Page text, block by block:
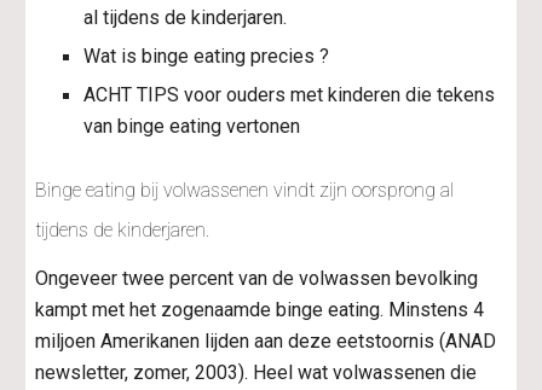
al tijdens de kinderjaren.
Wat is binge eating precies ?
ACHT TIPS voor ouders met kinderen die tekens
van binge eating vertonen
Binge eating bij volwassenen vindt zijn oorsprong al
tijdens de kinderjaren.
Ongeveer twee percent van de volwassen bevolking
kampt met het zogenaamde binge eating. Minstens 4
miljoen Amerikanen lijden aan deze eetstoornis (ANAD
newsletter, zomer, 2003). Heel wat volwassenen die